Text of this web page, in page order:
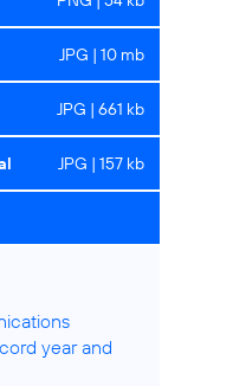
JPG | 10 mb
JPG | 661 kb
JPG | 157 kb
year and